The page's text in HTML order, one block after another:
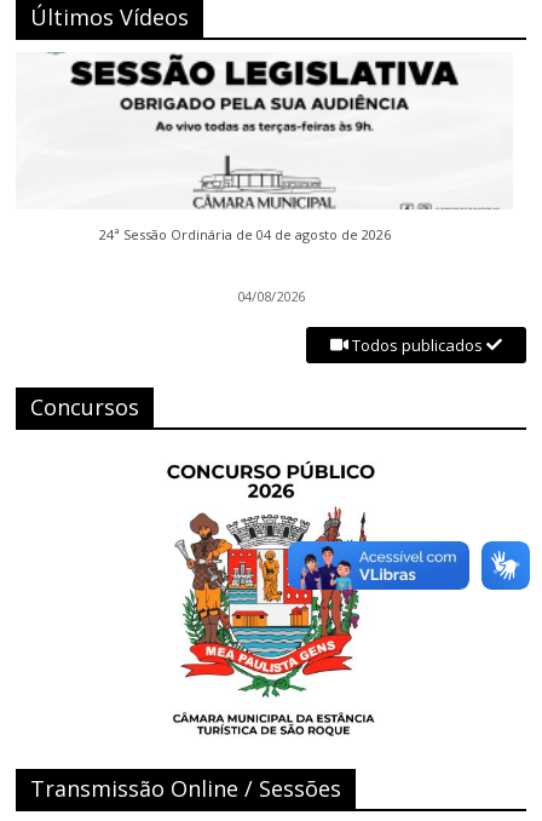
Últimos Vídeos
24ª Sessão Ordinária de 04 de agosto de 2026
04/08/2026
Todos publicados
Concursos
Transmissão Online / Sessões